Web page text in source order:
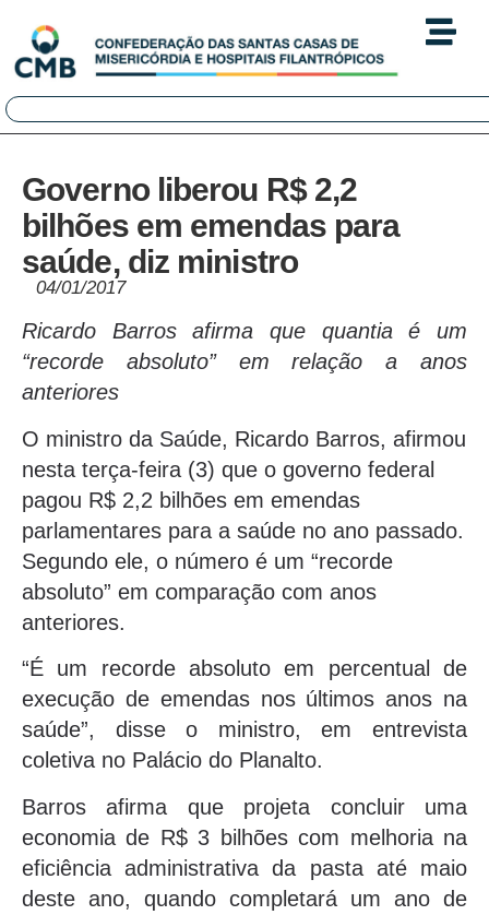
Governo liberou R$ 2,2
bilhões em emendas para
saúde, diz ministro
04/01/2017
Ricardo Barros afirma que quantia é um
“recorde absoluto” em relação a anos
anteriores
O ministro da Saúde, Ricardo Barros, afirmou
nesta terça-feira (3) que o governo federal
pagou R$ 2,2 bilhões em emendas
parlamentares para a saúde no ano passado.
Segundo ele, o número é um “recorde
absoluto” em comparação com anos
anteriores.
“É um recorde absoluto em percentual de
execução de emendas nos últimos anos na
saúde”, disse o ministro, em entrevista
coletiva no Palácio do Planalto.
Barros afirma que projeta concluir uma
economia de R$ 3 bilhões com melhoria na
eficiência administrativa da pasta até maio
deste ano, quando completará um ano de